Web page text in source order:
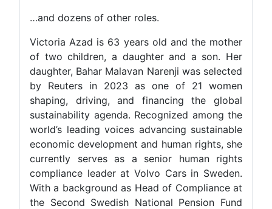
…and dozens of other roles.
Victoria Azad is 63 years old and the mother
of two children, a daughter and a son. Her
daughter, Bahar Malavan Narenji was selected
by Reuters in 2023 as one of 21 women
shaping, driving, and financing the global
sustainability agenda. Recognized among the
world’s leading voices advancing sustainable
economic development and human rights, she
currently serves as a senior human rights
compliance leader at Volvo Cars in Sweden.
With a background as Head of Compliance at
the Second Swedish National Pension Fund